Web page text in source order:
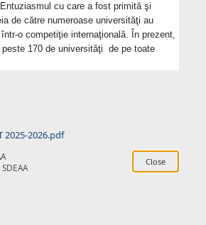
cu care a fost primită şi
de către numeroase universităţi au
o competiţie internaţională. În prezent,
170 de universităţi de pe toate
2025-2026.pdf
SDEAA